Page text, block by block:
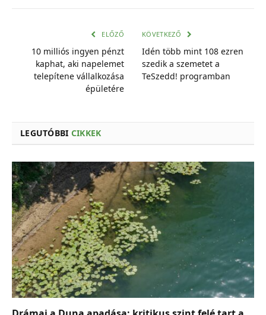
ELŐZŐ
10 milliós ingyen pénzt
kaphat, aki napelemet
telepítene vállalkozása
épületére
KÖVETKEZŐ
Idén több mint 108 ezren
szedik a szemetet a
TeSzedd! programban
LEGUTÓBBI CIKKEK